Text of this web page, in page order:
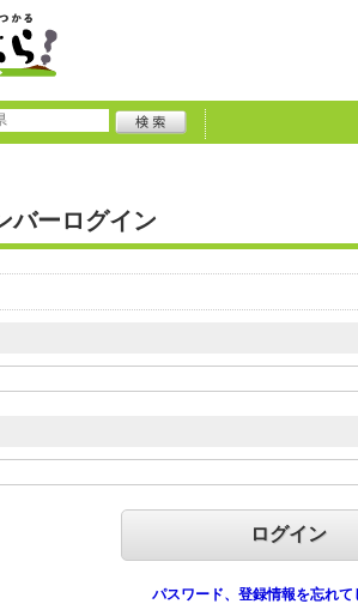
バーログイン
パスワード、登録情報を忘れて